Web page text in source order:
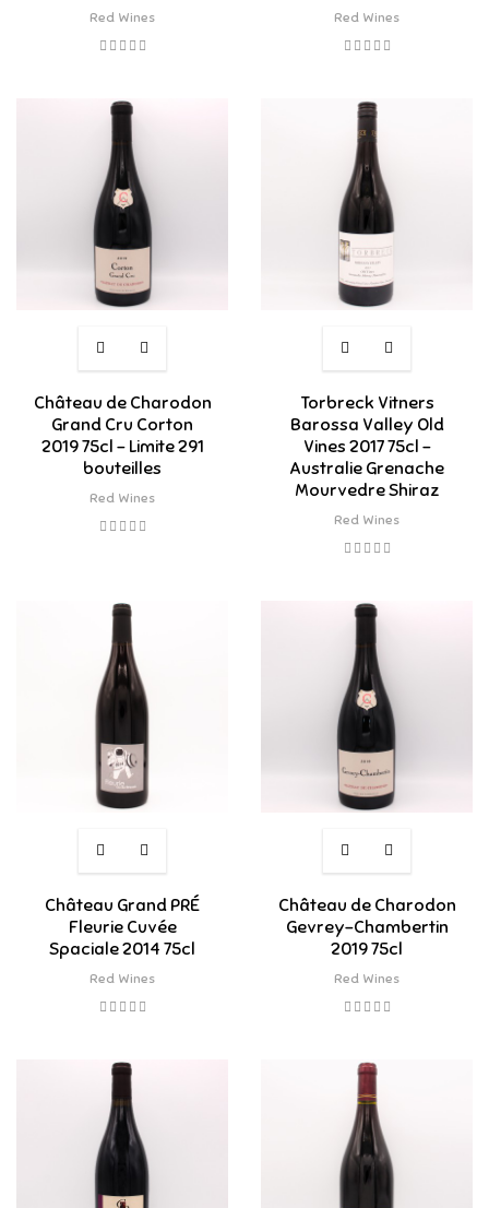
Red Wines Red Wines
Château de Charodon
Grand Cru Corton
2019 75cl - Limite 291
bouteilles
Red Wines
Torbreck Vitners
Barossa Valley Old
Vines 2017 75cl -
Australie Grenache
Mourvedre Shiraz
Red Wines
Château Grand PRÉ
Fleurie Cuvée
Spaciale 2014 75cl
Red Wines
Château de Charodon
Gevrey-Chambertin
2019 75cl
Red Wines